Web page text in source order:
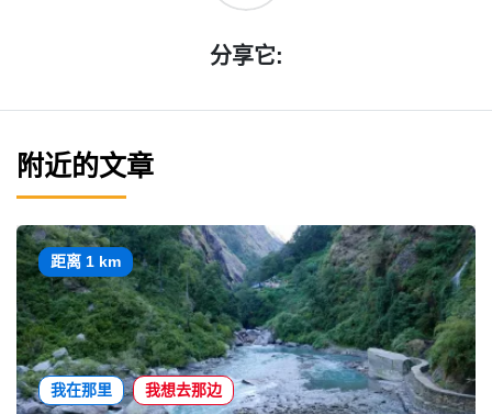
分享它:
附近的文章
距离 1 km
我在那里 我想去那边